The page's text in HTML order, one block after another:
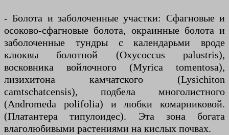
- Болота и заболоченные участки: Сфагновые и
осоково-сфагновые болота, окраинные болота и
заболоченные тундры с календарьми вроде
клюквы болотной (Oxycoccus palustris),
восковника войлочного (Myrica tomentosa),
лизихитона камчатского (Lysichiton
camtschatcensis), подбела многолистного
(Andromeda polifolia) и любки комарниковой.
(Платантера типулоидес). Эта зона богата
влаголюбивыми растениями на кислых почвах.